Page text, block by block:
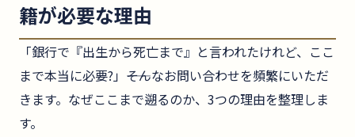
籍が必要な理由
「銀行で『出生から死亡まで』と言われたけれど、ここ
まで本当に必要?」――そんなお問い合わせを頻繁にいただ
きます。なぜここまで遡るのか、3つの理由を整理しま
す。